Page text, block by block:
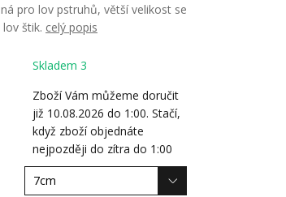
pro lov pstruhů, větší velikost se
štik. celý popis
Skladem 3
Zboží Vám můžeme doručit
již 10.08.2026 do 1:00. Stačí,
když zboží objednáte
nejpozději do zítra do 1:00